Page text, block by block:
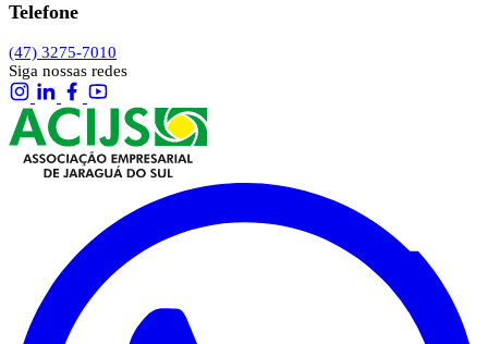
Telefone
(47) 3275-7010
Siga nossas redes